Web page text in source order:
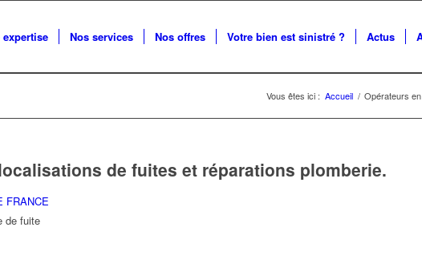
expertise Nos services Nos offres Votre bien est sinistré ? Actus
Vous êtes ici : Accueil / Opérateurs
de fuites et réparations plomberie.
de fuite